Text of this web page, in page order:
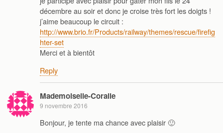
décembre au soir et donc je croise très fort les doigts !
j’aime beaucoup le circuit :
http://www.brio.fr/Products/railway/themes/rescue/firefig
hter-set
Merci et à bientôt
Reply
Mademoiselle-Coralie
9 novembre 2016
Bonjour, je tente ma chance avec plaisir 🙂